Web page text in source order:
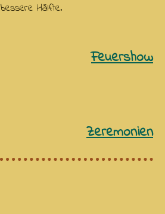
bessere Hälfte.
Feuershow
Zeremonien